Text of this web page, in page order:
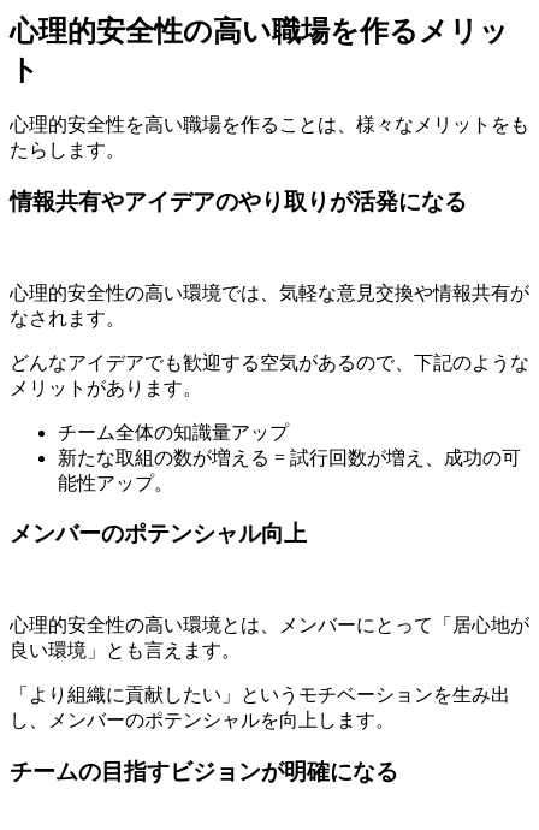
心理的安全性の高い職場を作るメリッ
ト
心理的安全性を高い職場を作ることは、様々なメリットをも
たらします。
情報共有やアイデアのやり取りが活発になる
心理的安全性の高い環境では、気軽な意見交換や情報共有が
なされます。
どんなアイデアでも歓迎する空気があるので、下記のような
メリットがあります。
チーム全体の知識量アップ
新たな取組の数が増える = 試行回数が増え、成功の可
能性アップ。
メンバーのポテンシャル向上
心理的安全性の高い環境とは、メンバーにとって「居心地が
良い環境」とも言えます。
「より組織に貢献したい」というモチベーションを生み出
し、メンバーのポテンシャルを向上します。
チームの目指すビジョンが明確になる